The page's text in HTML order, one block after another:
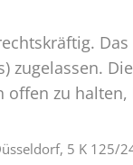
zugelassen.
zu
5 K 125/